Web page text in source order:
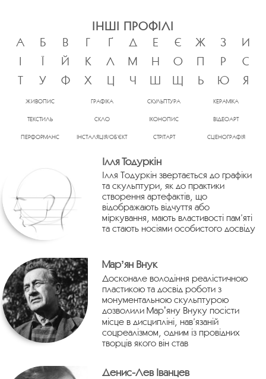
ІНШІ ПРОФІЛІ
А
Б В Г Ґ Д Е Є Ж З
И
І
Ї Й К Л М Н О П Р
С
Т
У Ф Х Ц Ч Ш Щ Ь Ю Я
ЖИВОПИС ГРАФІКА СКУЛЬПТУРА КЕРАМІКА
ТЕКСТИЛЬ СКЛО ІКОНОПИС ВІДЕОАРТ
ПЕРФОРМАНС ІНСТАЛЯЦІЯ/ОБ’ЄКТ СТРІТАРТ СЦЕНОГРАФІЯ
Ілля Тодуркін
Ілля Тодуркін звертається до графіки
та скульптури, як до практики
створення артефактів, що
відображають відчуття або
міркування, мають властивості пам’яті
та стають носіями особистого досвіду
Марʼян Внук
Досконале володіння реалістичною
пластикою та досвід роботи з
монументальною скульптурою
дозволили Марʼяну Внуку посісти
місце в дисципліні, нав’язаній
соцреалізмом, одним із провідних
творців якого він став
Денис-Лев Іванцев